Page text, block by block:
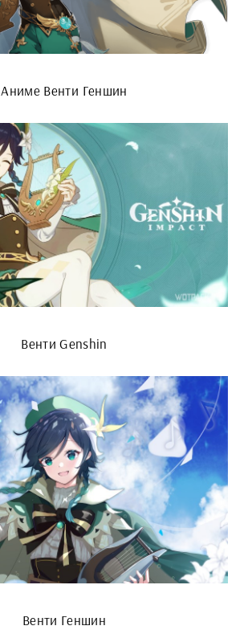
Аниме Венти Геншин
Венти Genshin
Венти Геншин